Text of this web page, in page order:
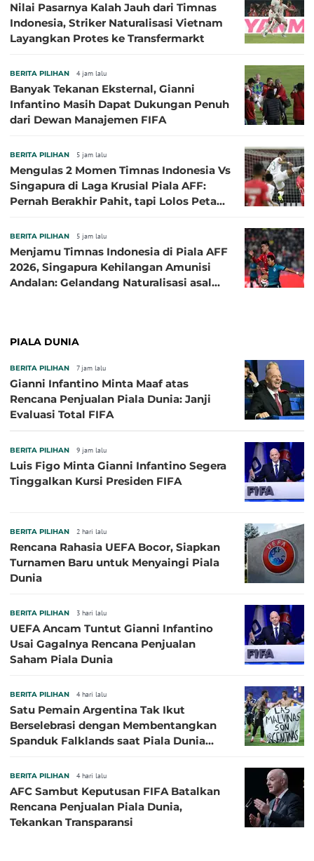
Nilai Pasarnya Kalah Jauh dari Timnas
Indonesia, Striker Naturalisasi Vietnam
Layangkan Protes ke Transfermarkt
BERITA PILIHAN 4 jam lalu
Banyak Tekanan Eksternal, Gianni
Infantino Masih Dapat Dukungan Penuh
dari Dewan Manajemen FIFA
BERITA PILIHAN 5 jam lalu
Mengulas 2 Momen Timnas Indonesia Vs
Singapura di Laga Krusial Piala AFF:
Pernah Berakhir Pahit, tapi Lolos Petaka
BERITA PILIHAN 5 jam lalu
Menjamu Timnas Indonesia di Piala AFF
2026, Singapura Kehilangan Amunisi
Andalan: Gelandang Naturalisasi asal
PIALA DUNIA
BERITA PILIHAN 7 jam lalu
Gianni Infantino Minta Maaf atas
Rencana Penjualan Piala Dunia: Janji
Evaluasi Total FIFA
BERITA PILIHAN 9 jam lalu
Luis Figo Minta Gianni Infantino Segera
Tinggalkan Kursi Presiden FIFA
BERITA PILIHAN 2 hari lalu
Rencana Rahasia UEFA Bocor, Siapkan
Turnamen Baru untuk Menyaingi Piala
Dunia
BERITA PILIHAN 3 hari lalu
UEFA Ancam Tuntut Gianni Infantino
Usai Gagalnya Rencana Penjualan
Saham Piala Dunia
BERITA PILIHAN 4 hari lalu
Satu Pemain Argentina Tak Ikut
Berselebrasi dengan Membentangkan
Spanduk Falklands saat Piala Dunia
BERITA PILIHAN 4 hari lalu
AFC Sambut Keputusan FIFA Batalkan
Rencana Penjualan Piala Dunia,
Tekankan Transparansi